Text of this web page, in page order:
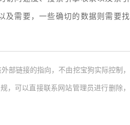
及需要，一些确切的数据则需要找
部链接的指向，不由挖宝狗实际控制，
，可以直接联系网站管理员进行删除，